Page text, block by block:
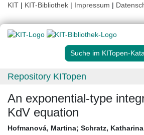
KIT | KIT-Bibliothek | Impressum |
Suche im KITopen-
Repository KITopen
An exponential-type
KdV equation
Hofmanová, Martina; Schratz, Katharina